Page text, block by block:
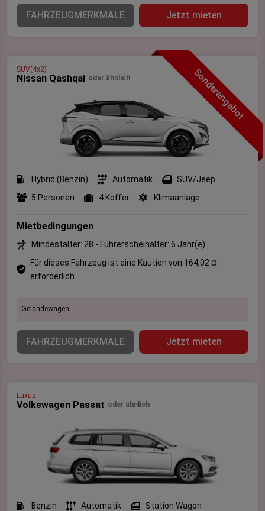
FAHRZEUGMERKMALE Jetzt mieten
Sonderangebot
SUV(4x2)
Nissan Qashqai oder ähnlich
Hybrid (Benzin) Automatik
SUV/Jeep
5 Personen
4 Koffer Klimaanlage
Mietbedingungen
Mindestalter: 28 - Führerscheinalter: 6 Jahr(e)
Für dieses Fahrzeug ist eine Kaution von 164,02 ¤
erforderlich.
Geländewagen
FAHRZEUGMERKMALE Jetzt mieten
Luxus
Volkswagen Passat oder ähnlich
Benzin Automatik
Station Wagon